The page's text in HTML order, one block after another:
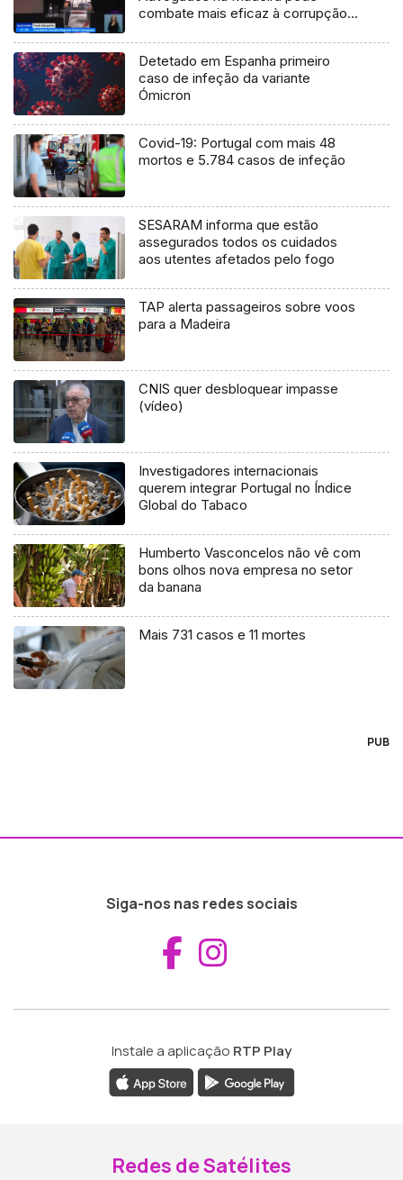
combate mais eficaz à corrupção
Detetado em Espanha primeiro
caso de infeção da variante
Ómicron
Covid-19: Portugal com mais 48
mortos e 5.784 casos de infeção
SESARAM informa que estão
assegurados todos os cuidados
aos utentes afetados pelo fogo
TAP alerta passageiros sobre voos
para a Madeira
CNIS quer desbloquear impasse
(vídeo)
Investigadores internacionais
querem integrar Portugal no Índice
Global do Tabaco
Humberto Vasconcelos não vê com
bons olhos nova empresa no setor
da banana
Mais 731 casos e 11 mortes
PUB
Siga-nos nas redes sociais
Aceder ao
Instale a aplicação RTP Play
Redes de Satélites